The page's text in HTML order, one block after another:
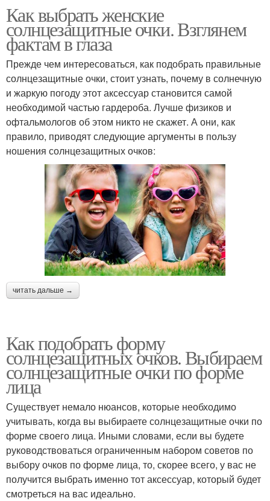
Как выбрать женские
солнцезащитные очки. Взглянем
фактам в глаза
Прежде чем интересоваться, как подобрать правильные
солнцезащитные очки, стоит узнать, почему в солнечную
и жаркую погоду этот аксессуар становится самой
необходимой частью гардероба. Лучше физиков и
офтальмологов об этом никто не скажет. А они, как
правило, приводят следующие аргументы в пользу
ношения солнцезащитных очков:
читать дальше →
Как подобрать форму
солнцезащитных очков. Выбираем
солнцезащитные очки по форме
лица
Существует немало нюансов, которые необходимо
учитывать, когда вы выбираете солнцезащитные очки по
форме своего лица. Иными словами, если вы будете
руководствоваться ограниченным набором советов по
выбору очков по форме лица, то, скорее всего, у вас не
получится выбрать именно тот аксессуар, который будет
смотреться на вас идеально.